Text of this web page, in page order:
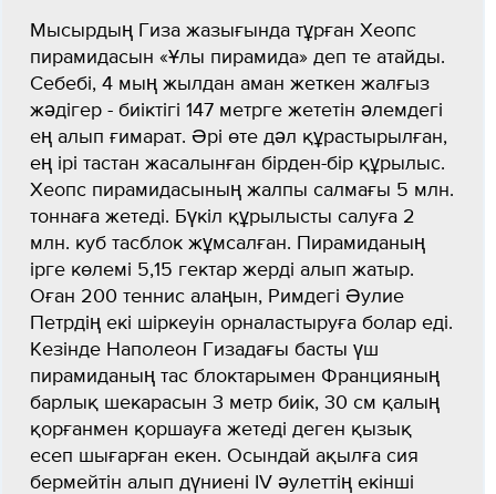
Мысырдың Гиза жазығында тұрған Хеопс
пирамидасын «Ұлы пирамида» деп те атайды.
Себебі, 4 мың жылдан аман жеткен жалғыз
жәдігер - биіктігі 147 метрге жететін әлемдегі
ең алып ғимарат. Әрі өте дәл құрастырылған,
ең ірі тастан жасалынған бірден-бір құрылыс.
Хеопс пирамидасының жалпы салмағы 5 млн.
тоннаға жетеді. Бүкіл құрылысты салуға 2
млн. куб тасблок жұмсалған. Пирамиданың
ірге көлемі 5,15 гектар жерді алып жатыр.
Оған 200 теннис алаңын, Римдегі Әулие
Петрдің екі шіркеуін орналастыруға болар еді.
Кезінде Наполеон Гизадағы басты үш
пирамиданың тас блоктарымен Францияның
барлық шекарасын 3 метр биік, 30 см қалың
қорғанмен қоршауға жетеді деген қызық
есеп шығарған екен. Осындай ақылға сия
бермейтін алып дүниені IV әулеттің екінші